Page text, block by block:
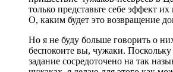
только представьте себе эффект
О, каким будет это возвращение
Но я не буду больше говорить о
беспокоите вы, чужаки.
задание сосредоточено на так